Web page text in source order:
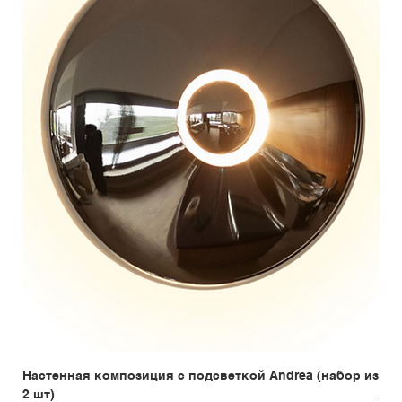
Настенная композиция с подсветкой Andrea (набор из
2 шт)